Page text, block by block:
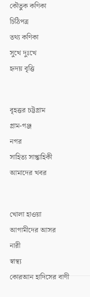
কৌতুক কণিকা
চিঠিপত্র
তথ্য কণিকা
সুখে দুঃখে
হৃদয় বৃত্তি
বৃহত্তর চট্টগ্রাম
গ্রাম-গঞ্জ
নগর
সাহিত্য সাপ্তাহিকী
আমাদের খবর
খোলা হাওয়া
আগামীদের আসর
নারী
স্বাস্থ্য
কোরআন হাদিসের বাণী